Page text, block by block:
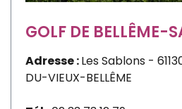
GOLF DE BELLÊME-
Adresse :Les Sablons -
DU-VIEUX-BELLÊME